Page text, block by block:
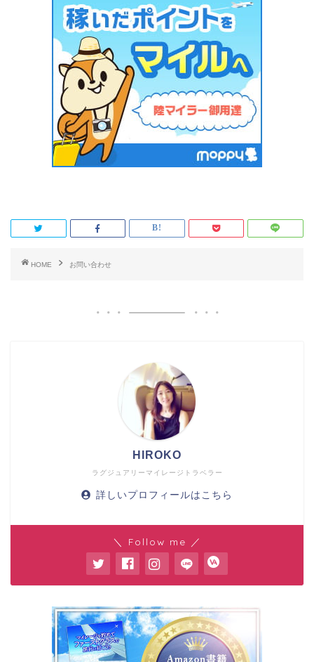
HOME お問い合わせ
ラグジュアリーマイレージトラベラー
HIROKO
詳しいプロフィールはこちら
＼ Follow me ／